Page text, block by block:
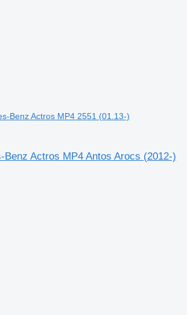
Benz Actros MP4 2551 (01.13-)
Actros MP4 Antos Arocs (2012-)